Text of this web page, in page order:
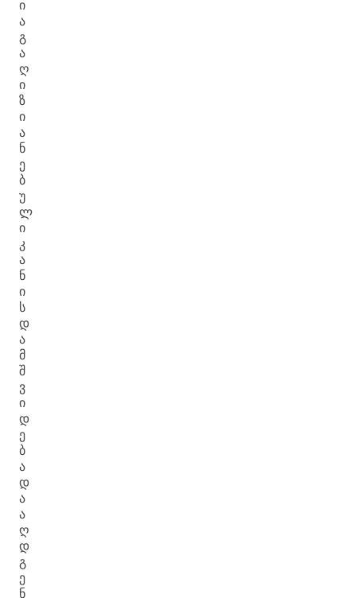
Ი
Ა
Გ
Ა
Ღ
Ი
Ზ
Ი
Ა
Ნ
Ე
Ბ
Უ
Ლ
Ი
Კ
Ა
Ნ
Ი
Ს
Დ
Ა
Მ
Შ
Ვ
Ი
Დ
Ე
Ბ
Ა
Დ
Ა
Ა
Ღ
Დ
Გ
Ე
Ნ